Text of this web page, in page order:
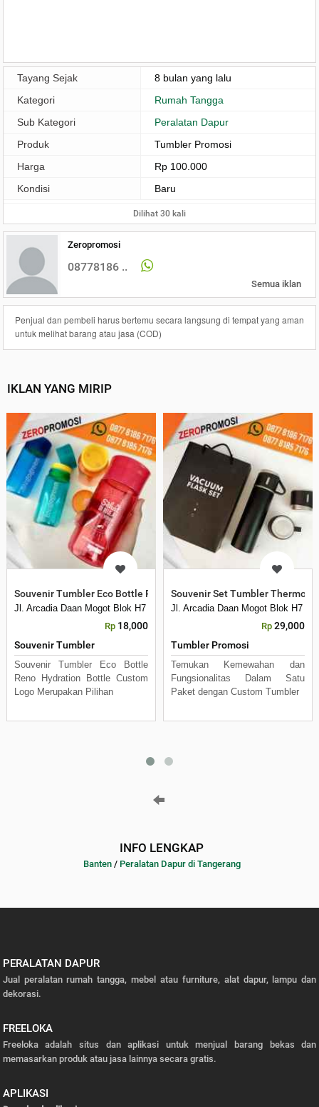
Tayang Sejak
8 bulan yang lalu
Kategori
Rumah Tangga
Sub Kategori
Peralatan Dapur
Produk
Tumbler Promosi
Harga
Rp 100.000
Kondisi
Baru
Dilihat 30 kali
Zeropromosi
08778186 ..
Semua iklan
Penjual dan pembeli harus bertemu secara langsung di tempat yang aman
untuk melihat barang atau jasa (COD)
IKLAN YANG MIRIP
Souvenir Tumbler Eco Bottle Reno Hydration Custom Logo Murah
Jl. Arcadia Daan Mogot Blok H7 No 16 Daan Mogot Km 21. Kecamatan
Rp 18,000
Souvenir Tumbler
Souvenir Tumbler Eco Bottle
Reno Hydration Bottle Custom
Logo Merupakan Pilihan
Souvenir Set Tumbler Thermos
Jl. Arcadia Daan Mogot Blok H7
Rp 29,000
Tumbler Promosi
Temukan Kemewahan dan
Fungsionalitas Dalam Satu
Paket dengan Custom Tumbler
INFO LENGKAP
Banten/ Peralatan Dapur di Tangerang
PERALATAN DAPUR
Jual peralatan rumah tangga, mebel atau furniture, alat dapur, lampu dan
dekorasi.
FREELOKA
Freeloka adalah situs dan aplikasi untuk menjual barang bekas dan
memasarkan produk atau jasa lainnya secara gratis.
APLIKASI